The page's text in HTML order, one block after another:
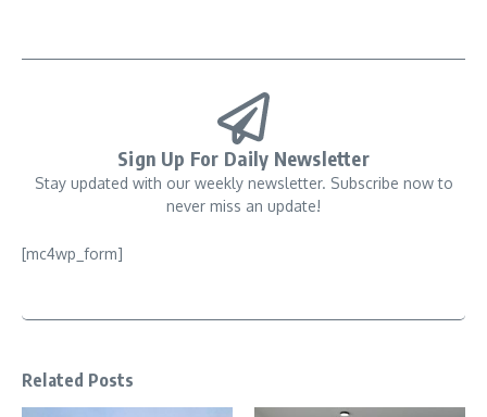
Sign Up For Daily Newsletter
Stay updated with our weekly newsletter. Subscribe now to
never miss an update!
[mc4wp_form]
Related Posts